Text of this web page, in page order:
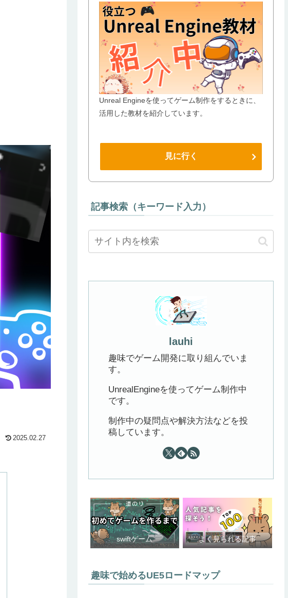
2025.02.27
Unreal Engineを使ってゲーム制作をするときに、
活用した教材を紹介しています。
見に行く
記事検索（キーワード入力）
lauhi
趣味でゲーム開発に取り組んでいま
す。
UnrealEngineを使ってゲーム制作中
です。
制作中の疑問点や解決方法などを投
稿しています。
swiftゲーム よく見られる記事
趣味で始めるUE5ロードマップ